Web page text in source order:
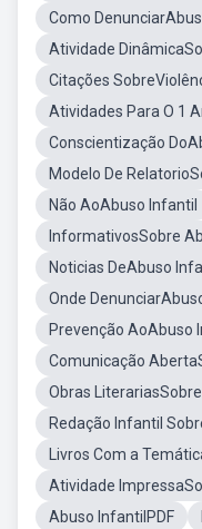
Como
Atividade
Citações
Atividades Para O 1
Conscientização
Modelo De
Não AoAbuso Infantil
InformativosSobre
Noticias DeAbuso
Onde
Prevenção AoAbuso
Comunicação
Obras
Redação Infantil
Livros Com a
Atividade
Abuso InfantilPDF